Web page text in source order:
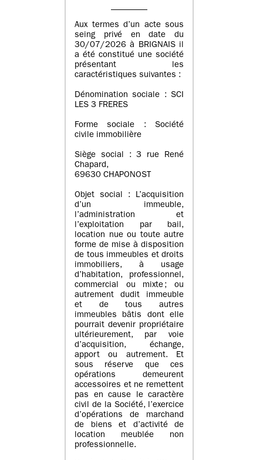
Aux termes d’un acte sous
seing privé en date du
30/07/2026 à BRIGNAIS il
a été constitué une société
présentant les
caractéristiques suivantes :
Dénomination sociale : SCI
LES 3 FRERES
Forme sociale : Société
civile immobilière
Siège social : 3 rue René
Chapard,
69630 CHAPONOST
Objet social : L’acquisition
d’un immeuble,
l’administration et
l’exploitation par bail,
location nue ou toute autre
forme de mise à disposition
de tous immeubles et droits
immobiliers, à usage
d’habitation, professionnel,
commercial ou mixte ; ou
autrement dudit immeuble
et de tous autres
immeubles bâtis dont elle
pourrait devenir propriétaire
ultérieurement, par voie
d’acquisition, échange,
apport ou autrement. Et
sous réserve que ces
opérations demeurent
accessoires et ne remettent
pas en cause le caractère
civil de la Société, l’exercice
d’opérations de marchand
de biens et d’activité de
location meublée non
professionnelle.